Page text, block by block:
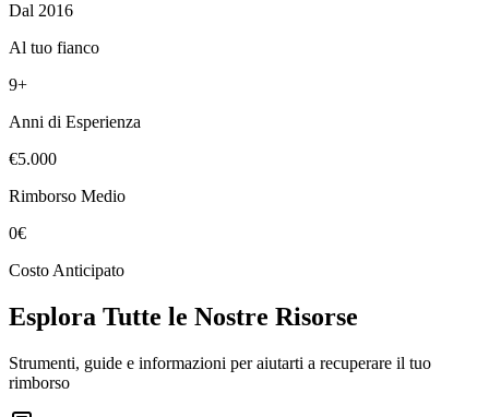
Dal 2016
Al tuo fianco
9+
Anni di Esperienza
€5.000
Rimborso Medio
0€
Costo Anticipato
Esplora Tutte le Nostre Risorse
Strumenti, guide e informazioni per aiutarti a recuperare il tuo
rimborso